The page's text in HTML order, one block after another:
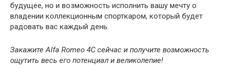
будущее, но и возможность исполнить вашу мечту о
владении коллекционным спорткаром, который будет
радовать вас каждый день.
Закажите Alfa Romeo 4C сейчас и получите возможность
ощутить весь его потенциал и великолепие!